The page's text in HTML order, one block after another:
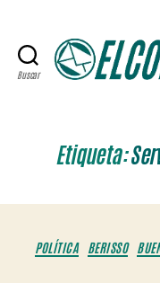
Buscar
Etiqueta:
POLÍTICA BERISSO